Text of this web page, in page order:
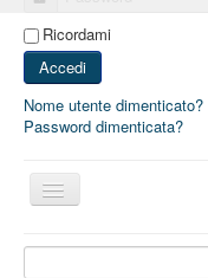
Ricordami
Accedi
Nome utente dimenticato?
Password dimenticata?
Cambia
navigazione